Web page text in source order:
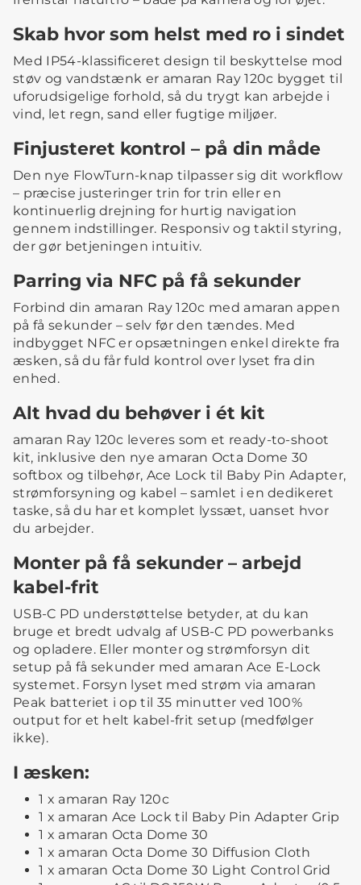
Skab hvor som helst med ro i sindet
Med IP54-klassificeret design til beskyttelse mod
støv og vandstænk er amaran Ray 120c bygget til
uforudsigelige forhold, så du trygt kan arbejde i
vind, let regn, sand eller fugtige miljøer.
Finjusteret kontrol – på din måde
Den nye FlowTurn-knap tilpasser sig dit workflow
– præcise justeringer trin for trin eller en
kontinuerlig drejning for hurtig navigation
gennem indstillinger. Responsiv og taktil styring,
der gør betjeningen intuitiv.
Parring via NFC på få sekunder
Forbind din amaran Ray 120c med amaran appen
på få sekunder – selv før den tændes. Med
indbygget NFC er opsætningen enkel direkte fra
æsken, så du får fuld kontrol over lyset fra din
enhed.
Alt hvad du behøver i ét kit
amaran Ray 120c leveres som et ready-to-shoot
kit, inklusive den nye amaran Octa Dome 30
softbox og tilbehør, Ace Lock til Baby Pin Adapter,
strømforsyning og kabel – samlet i en dedikeret
taske, så du har et komplet lyssæt, uanset hvor
du arbejder.
Monter på få sekunder – arbejd
kabel-frit
USB-C PD understøttelse betyder, at du kan
bruge et bredt udvalg af USB-C PD powerbanks
og opladere. Eller monter og strømforsyn dit
setup på få sekunder med amaran Ace E-Lock
systemet. Forsyn lyset med strøm via amaran
Peak batteriet i op til 35 minutter ved 100%
output for et helt kabel-frit setup (medfølger
ikke).
I æsken:
1 x amaran Ray 120c
1 x amaran Ace Lock til Baby Pin Adapter Grip
1 x amaran Octa Dome 30
1 x amaran Octa Dome 30 Diffusion Cloth
1 x amaran Octa Dome 30 Light Control Grid